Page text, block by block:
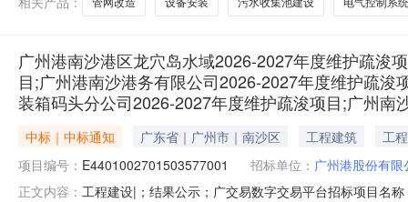
管网改造 设备安装 污水收集池建设 电气控制系
广州港南沙港区龙穴岛水域2026-2027年度维护疏浚
目;广州港南沙港务有限公司2026-2027年度维护疏
装箱码头分公司2026-2027年度维护疏浚项目;广州
中标｜中标通知 广东省｜广州市｜南沙区 工程建筑
工程
项目编号： E4401002701503577001 招标单位： 广州港股份有限
正文内容： 工程建设|；结果公示；广交易数字交易平台招标项目名